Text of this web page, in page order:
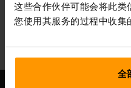
这些合作伙伴可能会将此类
您使用其服务的过程中收集
全
All